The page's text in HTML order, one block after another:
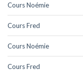
Cours Noémie
Cours Fred
Cours Noémie
Cours Fred